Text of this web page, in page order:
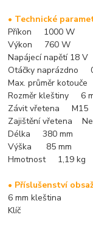
• Technické
Příkon 1000 W
Výkon 760 W
Napájecí napětí 18 V
Otáčky naprázdno 0
Max. průměr
Rozměr kleštiny 6
Závit vřetena M15
Zajištění vřetena Ne
Délka 380 mm
Výška 85 mm
Hmotnost 1,19 kg
• Příslušenství
6 mm kleština
Klíč